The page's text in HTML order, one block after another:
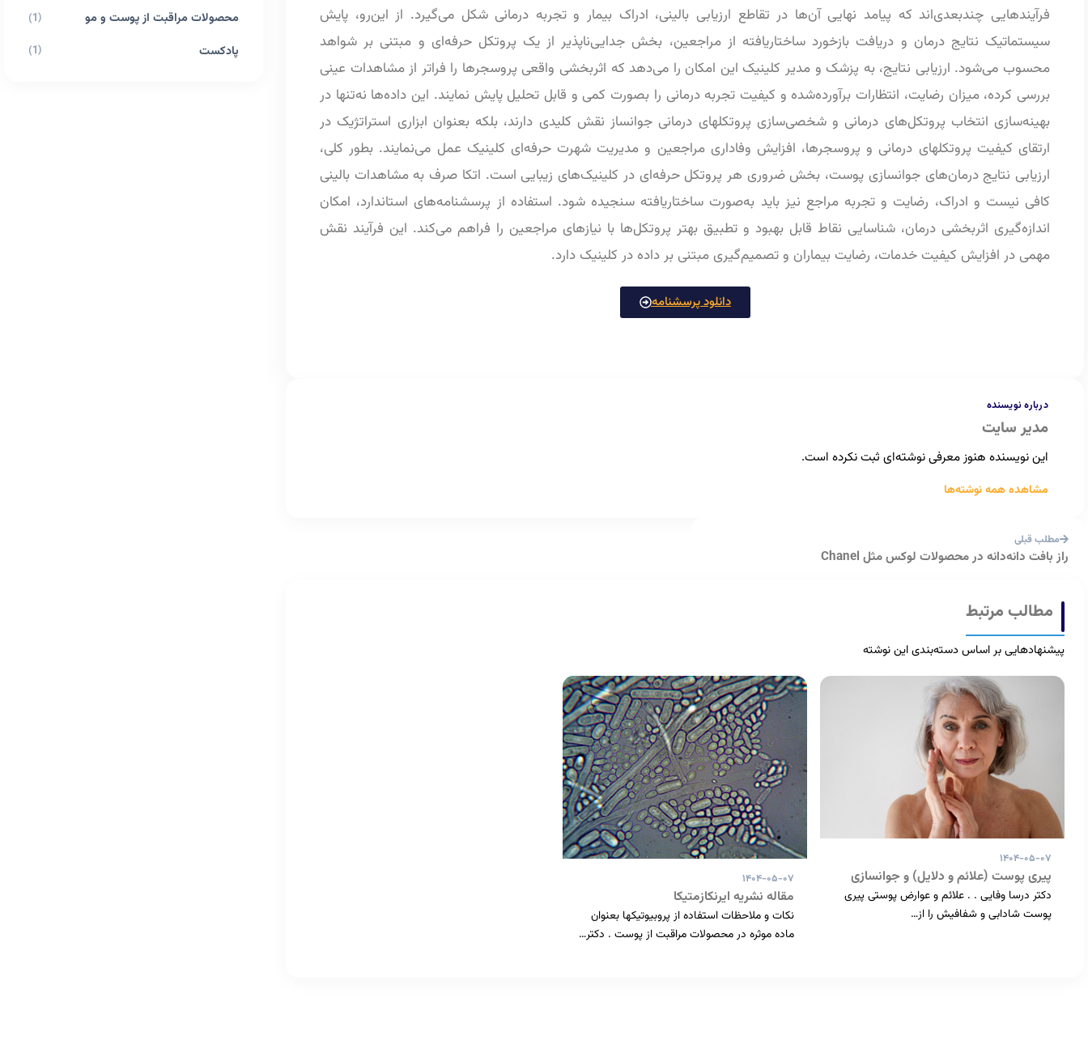
فرآیندهایی چندبعدی‌اند که پیامد نهایی آن‌ها در تقاطع ارزیابی بالینی، ادراک بیمار و تجربه درمانی شکل می‌گیرد. از این‌رو، پایش
سیستماتیک نتایج درمان و دریافت بازخورد ساختاریافته از مراجعین، بخش جدایی‌ناپذیر از یک پروتکل حرفه‌ای و مبتنی بر شواهد
محسوب می‌شود. ارزیابی نتایج، به پزشک و مدیر کلینیک این امکان را می‌دهد که اثربخشی واقعی پروسجرها را فراتر از مشاهدات عینی
بررسی کرده، میزان رضایت، انتظارات برآورده‌شده و کیفیت تجربه درمانی را بصورت کمی و قابل تحلیل پایش نمایند. این داده‌ها نه‌تنها در
بهینه‌سازی انتخاب پروتکل‌های درمانی و شخصی‌سازی پروتکلهای درمانی جوانساز نقش کلیدی دارند، بلکه بعنوان ابزاری استراتژیک در
ارتقای کیفیت پروتکلهای درمانی و پروسجرها، افزایش وفاداری مراجعین و مدیریت شهرت حرفه‌ای کلینیک عمل می‌نمایند. بطور کلی،
ارزیابی نتایج درمان‌های جوانسازی پوست، بخش ضروری هر پروتکل حرفه‌ای در کلینیک‌های زیبایی است. اتکا صرف به مشاهدات بالینی
کافی نیست و ادراک، رضایت و تجربه مراجع نیز باید به‌صورت ساختاریافته سنجیده شود. استفاده از پرسشنامه‌های استاندارد، امکان
اندازه‌گیری اثربخشی درمان، شناسایی نقاط قابل بهبود و تطبیق بهتر پروتکل‌ها با نیازهای مراجعین را فراهم می‌کند. این فرآیند نقش
مهمی در افزایش کیفیت خدمات، رضایت بیماران و تصمیم‌گیری مبتنی بر داده در کلینیک دارد.
دانلود پرسشنامه
درباره نویسنده
مدیر سایت
این نویسنده هنوز معرفی نوشته‌ای ثبت نکرده است.
مشاهده همه نوشته‌ها
مطلب قبلی
راز بافت دانه‌دانه در محصولات لوکس مثل Chanel
مطالب مرتبط
پیشنهادهایی بر اساس دسته‌بندی این نوشته
۱۴۰۴-۰۵-۰۷
پیری پوست (علائم و دلایل) و جوانسازی
دکتر درسا وفایی . . علائم و عوارض پوستی پیری
پوست شادابی و شفافیش را از…
۱۴۰۴-۰۵-۰۷
مقاله نشریه ایرنکازمتیکا
نکات و ملاحظات استفاده از پروبیوتیکها بعنوان
ماده موثره در محصولات مراقبت از پوست . دکتر…
محصولات مراقبت از پوست و مو (1)
پادکست (1)